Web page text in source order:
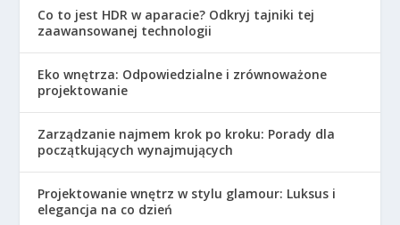
Co to jest HDR w aparacie? Odkryj tajniki tej
zaawansowanej technologii
Eko wnętrza: Odpowiedzialne i zrównoważone
projektowanie
Zarządzanie najmem krok po kroku: Porady dla
początkujących wynajmujących
Projektowanie wnętrz w stylu glamour: Luksus i
elegancja na co dzień